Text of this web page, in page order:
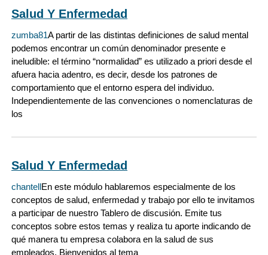
Salud Y Enfermedad
zumba81A partir de las distintas definiciones de salud mental
podemos encontrar un común denominador presente e
ineludible: el término “normalidad” es utilizado a priori desde el
afuera hacia adentro, es decir, desde los patrones de
comportamiento que el entorno espera del individuo.
Independientemente de las convenciones o nomenclaturas de
los
Salud Y Enfermedad
chantellEn este módulo hablaremos especialmente de los
conceptos de salud, enfermedad y trabajo por ello te invitamos
a participar de nuestro Tablero de discusión. Emite tus
conceptos sobre estos temas y realiza tu aporte indicando de
qué manera tu empresa colabora en la salud de sus
empleados. Bienvenidos al tema